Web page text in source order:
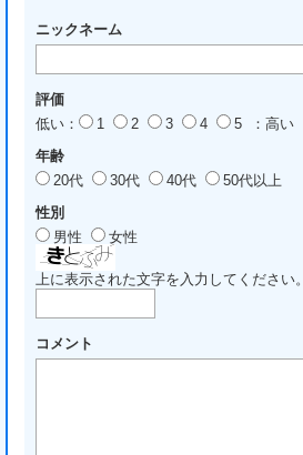
ニックネーム
評価
低い：
1 2 3 4 5
：高い
年齢
20代
30代 40代
50代以上
性別
男性
女性
上に表示された文字を入力してください。
コメント